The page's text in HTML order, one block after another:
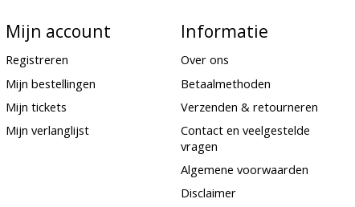
Mijn account
Registreren
Mijn bestellingen
Mijn tickets
Mijn verlanglijst
Informatie
Over ons
Betaalmethoden
Verzenden & retourneren
Contact en veelgestelde
vragen
Algemene voorwaarden
Disclaimer